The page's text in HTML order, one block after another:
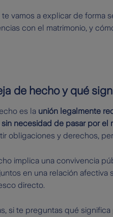
te vamos a explicar de forma
con el matrimonio, y
de hecho y qué
es la unión legalmente
sin necesidad de pasar por el
obligaciones y derechos,
implica una convivencia
en una relación afectiva
directo.
si te preguntas qué